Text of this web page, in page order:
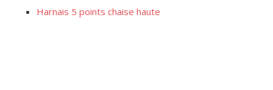
Harnais 5 points chaise haute